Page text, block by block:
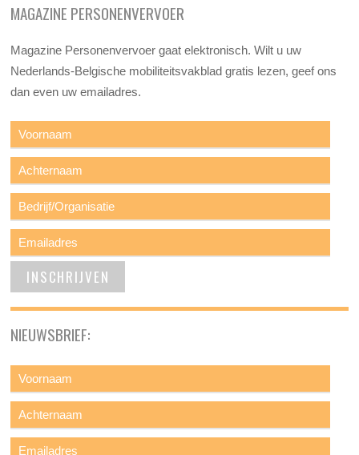
MAGAZINE PERSONENVERVOER
Magazine Personenvervoer gaat elektronisch. Wilt u uw
Nederlands-Belgische mobiliteitsvakblad gratis lezen, geef ons
dan even uw emailadres.
NIEUWSBRIEF: